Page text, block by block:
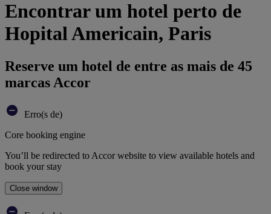
Encontrar um hotel perto de
Hopital Americain, Paris
Reserve um hotel de entre as mais de 45
marcas Accor
Erro(s de)
Core booking engine
You’ll be redirected to Accor website to view available hotels and
book your stay
Close window